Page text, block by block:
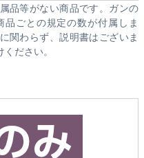
品等がない商品です。ガンの
ごとの規定の数が付属しま
関わらず、説明書はございま
ださい。